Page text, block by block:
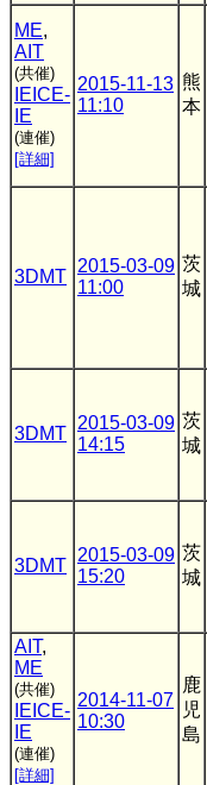
ME,
AIT
(共催)
IEICE-
IE
(連催)
[詳細]
2015-11-13
11:10
熊
本
3DMT
2015-03-09
11:00
茨
城
3DMT
2015-03-09
14:15
茨
城
3DMT
2015-03-09
15:20
茨
城
AIT,
ME
(共催)
IEICE-
IE
(連催)
[詳細]
2014-11-07
10:30
鹿
児
島